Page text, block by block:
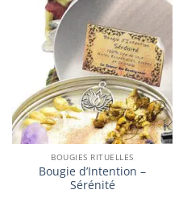
BOUGIES RITUELLES
Bougie d’Intention –
Sérénité